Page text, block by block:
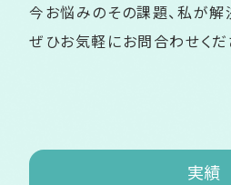
今お悩みのその課題、私が解
ぜひお気軽にお問合わせくだ
実績